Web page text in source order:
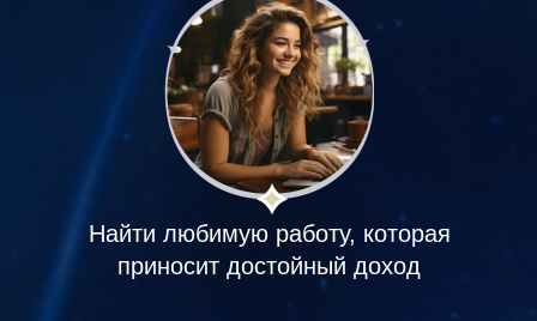
Найти любимую работу, которая
приносит достойный доход